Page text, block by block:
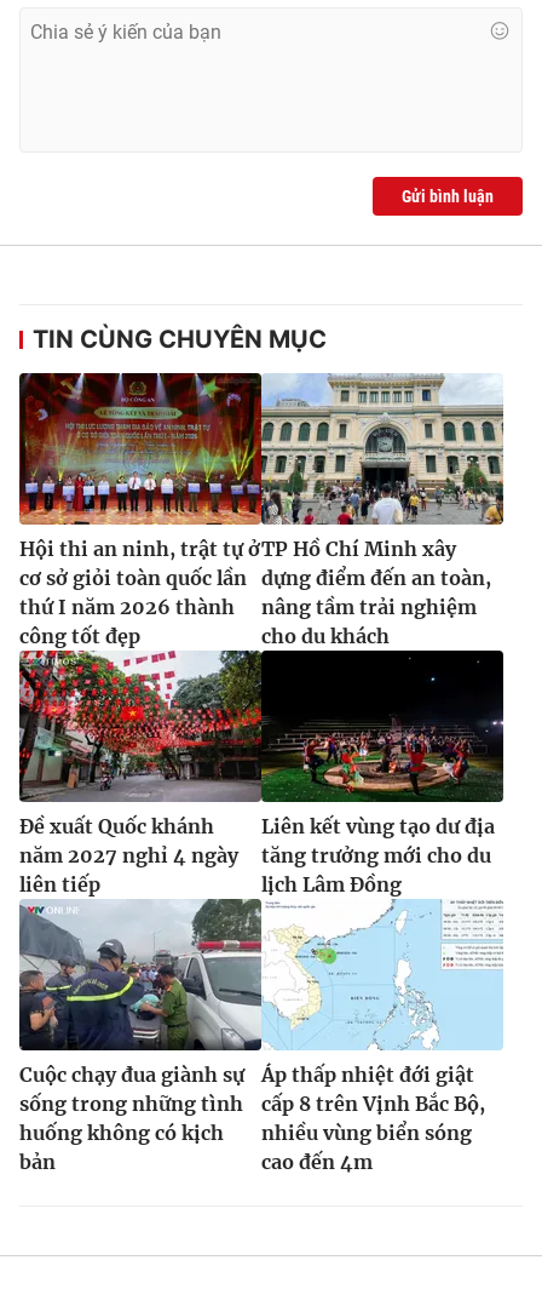
Gửi bình luận
TIN CÙNG CHUYÊN MỤC
Hội thi an ninh, trật tự ở
cơ sở giỏi toàn quốc lần
thứ I năm 2026 thành
công tốt đẹp
TP Hồ Chí Minh xây
dựng điểm đến an toàn,
nâng tầm trải nghiệm
cho du khách
Đề xuất Quốc khánh
năm 2027 nghỉ 4 ngày
liên tiếp
Liên kết vùng tạo dư địa
tăng trưởng mới cho du
lịch Lâm Đồng
Cuộc chạy đua giành sự
sống trong những tình
huống không có kịch
bản
Áp thấp nhiệt đới giật
cấp 8 trên Vịnh Bắc Bộ,
nhiều vùng biển sóng
cao đến 4m